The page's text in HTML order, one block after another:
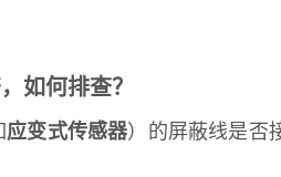
如何排查？
应变式传感器）的屏蔽线是否